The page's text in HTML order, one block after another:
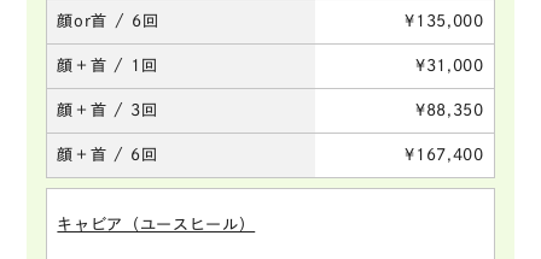
顔or首 / 6回 ¥135,000
顔＋首 / 1回 ¥31,000
顔＋首 / 3回 ¥88,350
顔＋首 / 6回 ¥167,400
キャビア（ユースヒール）